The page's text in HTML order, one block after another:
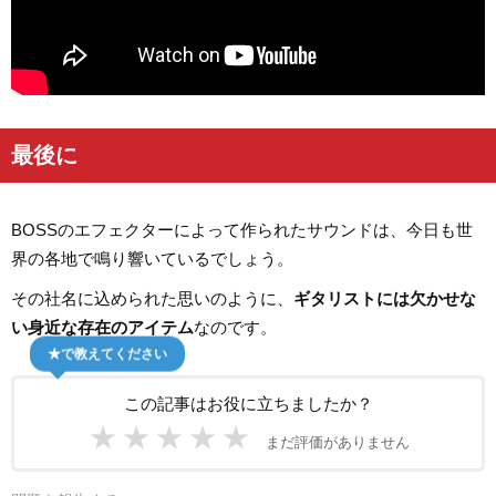
最後に
BOSSのエフェクターによって作られたサウンドは、今日も世
界の各地で鳴り響いているでしょう。
その社名に込められた思いのように、 ギタリストには欠かせな
い身近な存在のアイテムなのです。
この記事はお役に立ちましたか？
★ ★ ★ ★ ★ まだ評価がありません
★で教えてください